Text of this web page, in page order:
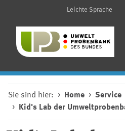
Leichte Sprache
Sie sind hier: Home Service
Kid's Lab der